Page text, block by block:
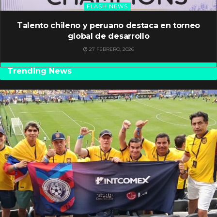
FLASH NEWS
Talento chileno y peruano destaca en torneo
global de desarrollo
27 FEBRERO, 2026
Trending News